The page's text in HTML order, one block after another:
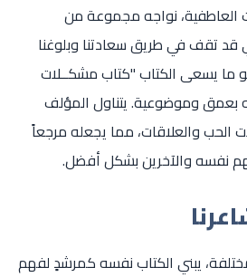
العاطفية، نواجه مجموعة من
قد تقف في طريق سعادتنا وبلوغنا
ما يسعى الكتاب "كتاب مشكــلات
بعمق وموضوعية. يتناول المؤلف
الحب والعلاقات، مما يجعله مرجعاً
نفسه والآخرين بشكل أفضل.
يبني الكتاب نفسه كمرشدٍ لفهم